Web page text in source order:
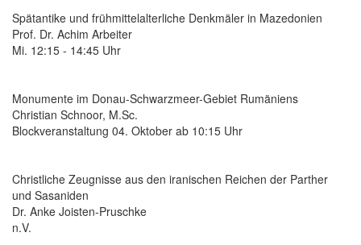
Spätantike und frühmittelalterliche Denkmäler in Mazedonien
Prof. Dr. Achim Arbeiter
Mi. 12:15 - 14:45 Uhr
Monumente im Donau-Schwarzmeer-Gebiet Rumäniens
Christian Schnoor, M.Sc.
Blockveranstaltung 04. Oktober ab 10:15 Uhr
Christliche Zeugnisse aus den iranischen Reichen der Parther
und Sasaniden
Dr. Anke Joisten-Pruschke
n.V.